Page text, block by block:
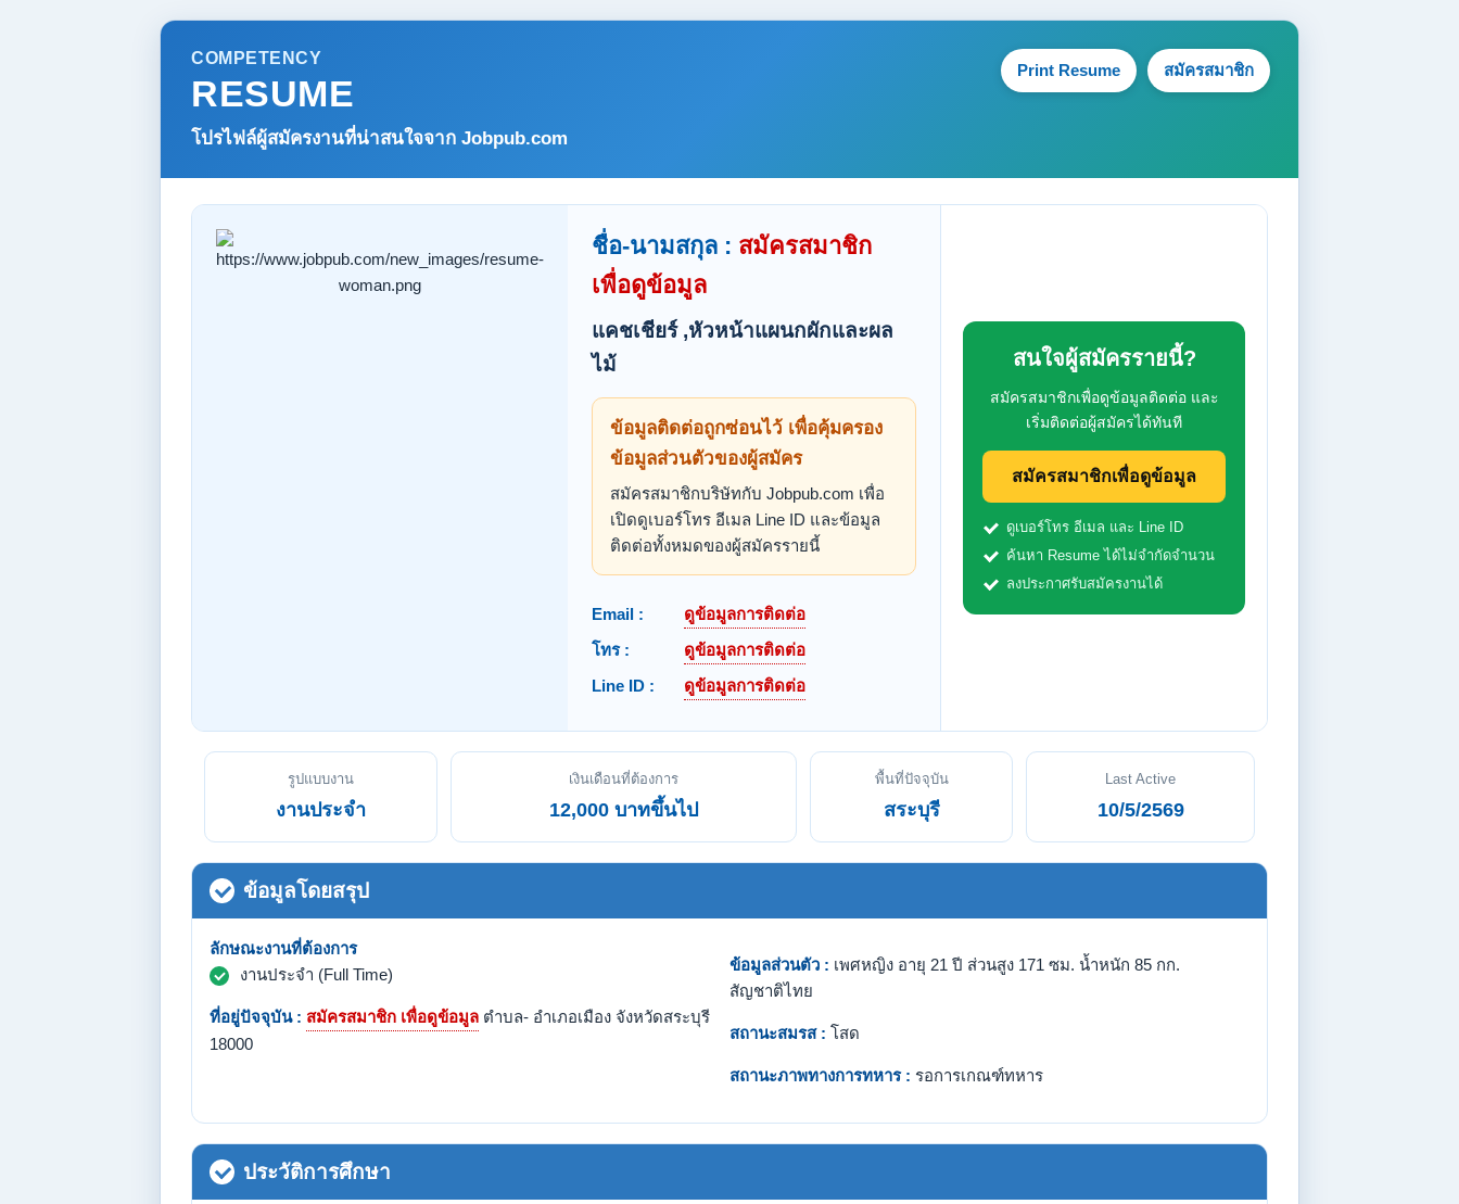
COMPETENCY
RESUME
โปรไฟล์ผู้สมัครงานที่น่าสนใจจาก Jobpub.com
Print Resume สมัครสมาชิก
ชื่อ-นามสกุล : สมัครสมาชิก
เพื่อดูข้อมูล
แคชเชียร์ ,หัวหน้าแผนกผักและผล
ไม้
ข้อมูลติดต่อถูกซ่อนไว้ เพื่อคุ้มครอง
ข้อมูลส่วนตัวของผู้สมัคร
สมัครสมาชิกบริษัทกับ Jobpub.com เพื่อ
เปิดดูเบอร์โทร อีเมล Line ID และข้อมูล
ติดต่อทั้งหมดของผู้สมัครรายนี้
Email :
ดูข้อมูลการติดต่อ
โทร :
ดูข้อมูลการติดต่อ
Line ID :
ดูข้อมูลการติดต่อ
สนใจผู้สมัครรายนี้?
สมัครสมาชิกเพื่อดูข้อมูลติดต่อ และ
เริ่มติดต่อผู้สมัครได้ทันที
สมัครสมาชิกเพื่อดูข้อมูล
ดูเบอร์โทร อีเมล และ Line ID
ค้นหา Resume ได้ไม่จำกัดจำนวน
ลงประกาศรับสมัครงานได้
รูปแบบงาน
งานประจำ
เงินเดือนที่ต้องการ
12,000 บาทขึ้นไป
พื้นที่ปัจจุบัน
สระบุรี
Last Active
10/5/2569
ข้อมูลโดยสรุป
ลักษณะงานที่ต้องการ
งานประจำ (Full Time)
ที่อยู่ปัจจุบัน : สมัครสมาชิก เพื่อดูข้อมูล ตำบล- อำเภอเมือง จังหวัดสระบุรี
18000
ข้อมูลส่วนตัว : เพศหญิง อายุ 21 ปี ส่วนสูง 171 ซม. น้ำหนัก 85 กก.
สัญชาติไทย
สถานะสมรส : โสด
สถานะภาพทางการทหาร : รอการเกณฑ์ทหาร
ประวัติการศึกษา